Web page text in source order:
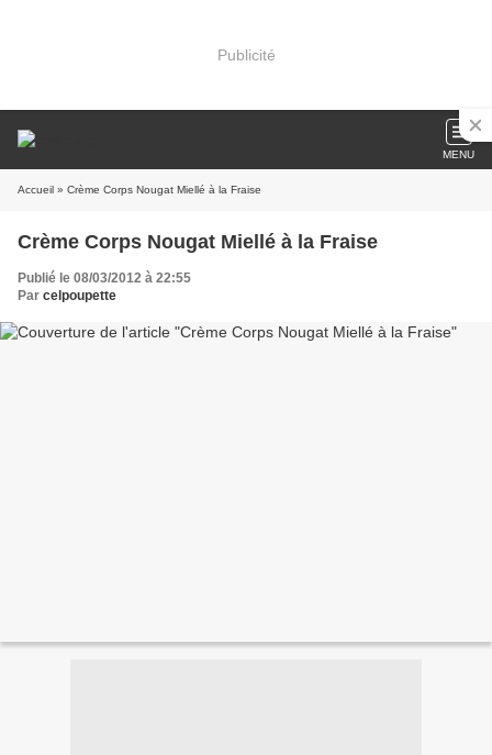
Publicité
MENU
Accueil » Crème Corps Nougat Miellé à la Fraise
Crème Corps Nougat Miellé à la Fraise
Publié le 08/03/2012 à 22:55
Par celpoupette